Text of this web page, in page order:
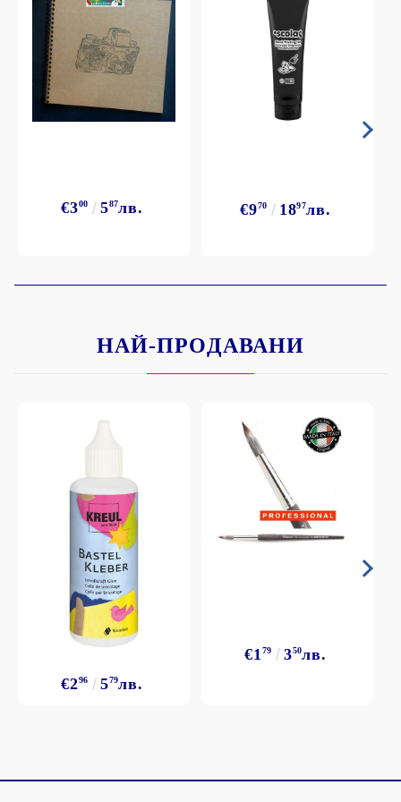
€300 587лв. €970 1897лв.
НАЙ-ПРОДАВАНИ
€296 579лв.
€1 79 350лв.